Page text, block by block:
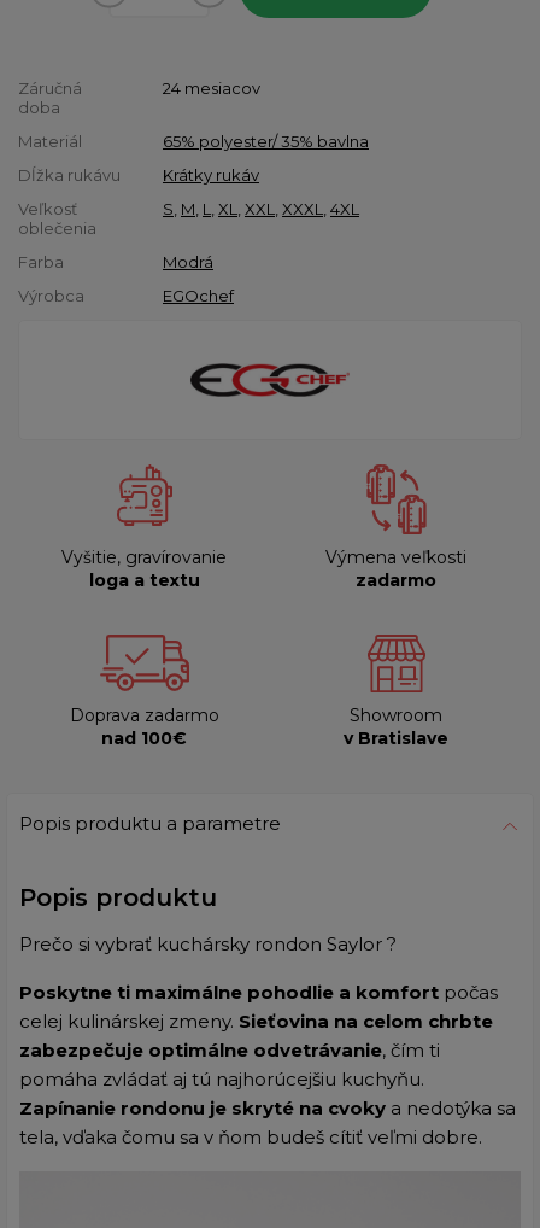
Záručná
doba
24 mesiacov
Materiál
65% polyester/ 35% bavlna
Dĺžka rukávu
Krátky rukáv
Veľkosť
oblečenia
S M L XL XXL XXXL 4XL
Farba
Modrá
Výrobca
EGOchef
Vyšitie, gravírovanie
loga a textu
Výmena veľkosti
zadarmo
Doprava zadarmo
nad 100€
Showroom
v Bratislave
Popis produktu a parametre
Popis produktu
Prečo si vybrať kuchársky rondon Saylor ?
Poskytne ti maximálne pohodlie a komfort počas
celej kulinárskej zmeny. Sieťovina na celom chrbte
zabezpečuje optimálne odvetrávanie, čím ti
pomáha zvládať aj tú najhorúcejšiu kuchyňu.
Zapínanie rondonu je skryté na cvoky a nedotýka sa
tela, vďaka čomu sa v ňom budeš cítiť veľmi dobre.